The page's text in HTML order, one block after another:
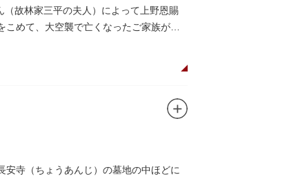
故林家三平の夫人）によって上野恩賜
めて、大空襲で亡くなったご家族がモ
寺（ちょうあんじ）の墓地の中ほどに